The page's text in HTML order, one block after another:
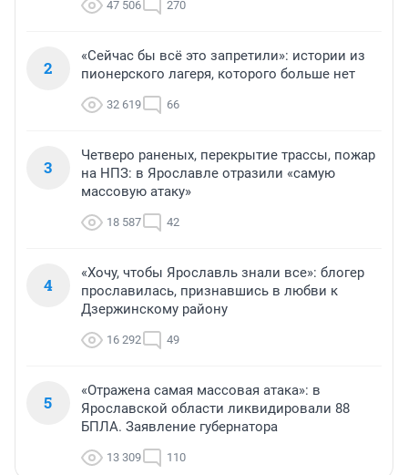
47 506 270
2
«Сейчас бы всё это запретили»: истории из
пионерского лагеря, которого больше нет
32 619 66
3
Четверо раненых, перекрытие трассы, пожар
на НПЗ: в Ярославле отразили «самую
массовую атаку»
18 587 42
4
«Хочу, чтобы Ярославль знали все»: блогер
прославилась, признавшись в любви к
Дзержинскому району
16 292 49
5
«Отражена самая массовая атака»: в
Ярославской области ликвидировали 88
БПЛА. Заявление губернатора
13 309 110